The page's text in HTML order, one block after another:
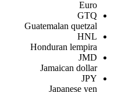
Euro
GTQ
Guatemalan quetzal
HNL
Honduran lempira
JMD
Jamaican dollar
JPY
Japanese yen